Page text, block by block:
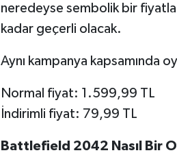
neredeyse sembolik bir fiyatla
kadar geçerli olacak.
Aynı kampanya kapsamında
Normal fiyat: 1.599,99 TL
İndirimli fiyat: 79,99 TL
Battlefield 2042 Nasıl Bir